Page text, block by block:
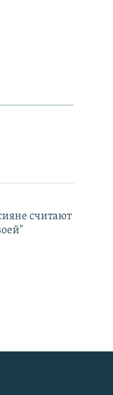
считают